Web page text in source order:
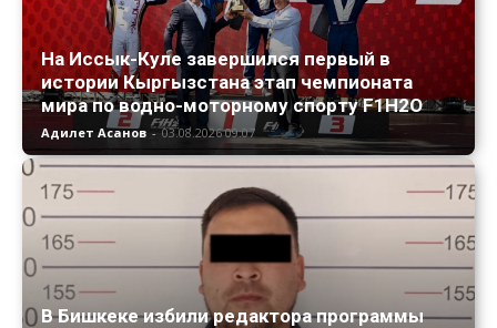
На Иссык-Куле завершился первый в
истории Кыргызстана этап чемпионата
мира по водно-моторному спорту F1H2O
Адилет Асанов - 03.08.2026 09:07
В Бишкеке избили редактора программы